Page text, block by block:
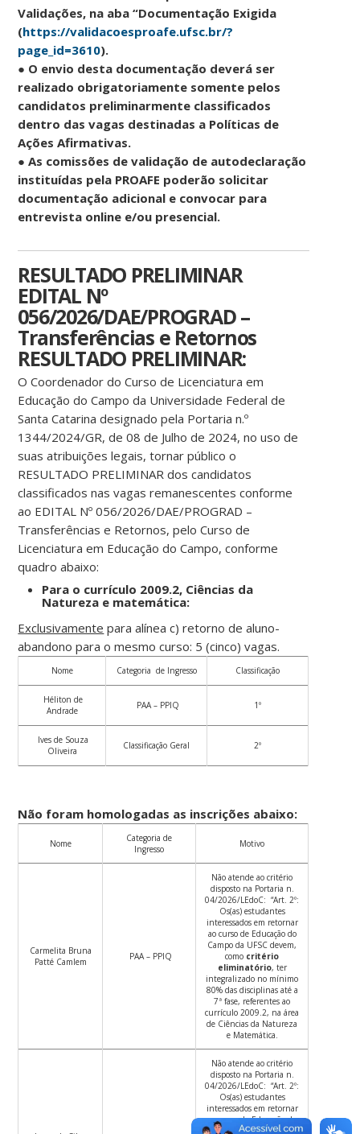
Validações, na aba “Documentação Exigida
(https://validacoesproafe.ufsc.br/?
page_id=3610).
● O envio desta documentação deverá ser
realizado obrigatoriamente somente pelos
candidatos preliminarmente classificados
dentro das vagas destinadas a Políticas de
Ações Afirmativas.
● As comissões de validação de autodeclaração
instituídas pela PROAFE poderão solicitar
documentação adicional e convocar para
entrevista online e/ou presencial.
RESULTADO PRELIMINAR
EDITAL Nº
056/2026/DAE/PROGRAD –
Transferências e Retornos
RESULTADO PRELIMINAR:
O Coordenador do Curso de Licenciatura em
Educação do Campo da Universidade Federal de
Santa Catarina designado pela Portaria n.º
1344/2024/GR, de 08 de Julho de 2024, no uso de
suas atribuições legais, tornar público o
RESULTADO PRELIMINAR dos candidatos
classificados nas vagas remanescentes conforme
ao EDITAL Nº 056/2026/DAE/PROGRAD –
Transferências e Retornos, pelo Curso de
Licenciatura em Educação do Campo, conforme
quadro abaixo:
Para o currículo 2009.2, Ciências da
Natureza e matemática:
Exclusivamente para alínea c) retorno de aluno-
abandono para o mesmo curso: 5 (cinco) vagas.
Nome Categoria de Ingresso Classificação
Héliton de
Andrade
PAA – PPIQ 1º
Ives de Souza
Oliveira
Classificação Geral 2º
Não foram homologadas as inscrições abaixo:
Nome
Categoria de
Ingresso
Motivo
Carmelita Bruna
Patté Camlem
PAA – PPIQ
Não atende ao critério
disposto na Portaria n.
04/2026/LEdoC: “Art. 2º:
Os(as) estudantes
interessados em retornar
ao curso de Educação do
Campo da UFSC devem,
como critério
eliminatório, ter
integralizado no mínimo
80% das disciplinas até a
7ª fase, referentes ao
currículo 2009.2, na área
de Ciências da Natureza
e Matemática.
Não atende ao critério
disposto na Portaria n.
04/2026/LEdoC: “Art. 2º:
Os(as) estudantes
interessados em retornar
ao curso de Educação do
Campo da UFSC devem,